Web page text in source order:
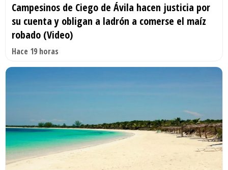
Campesinos de Ciego de Ávila hacen justicia por
su cuenta y obligan a ladrón a comerse el maíz
robado (Video)
Hace 19 horas